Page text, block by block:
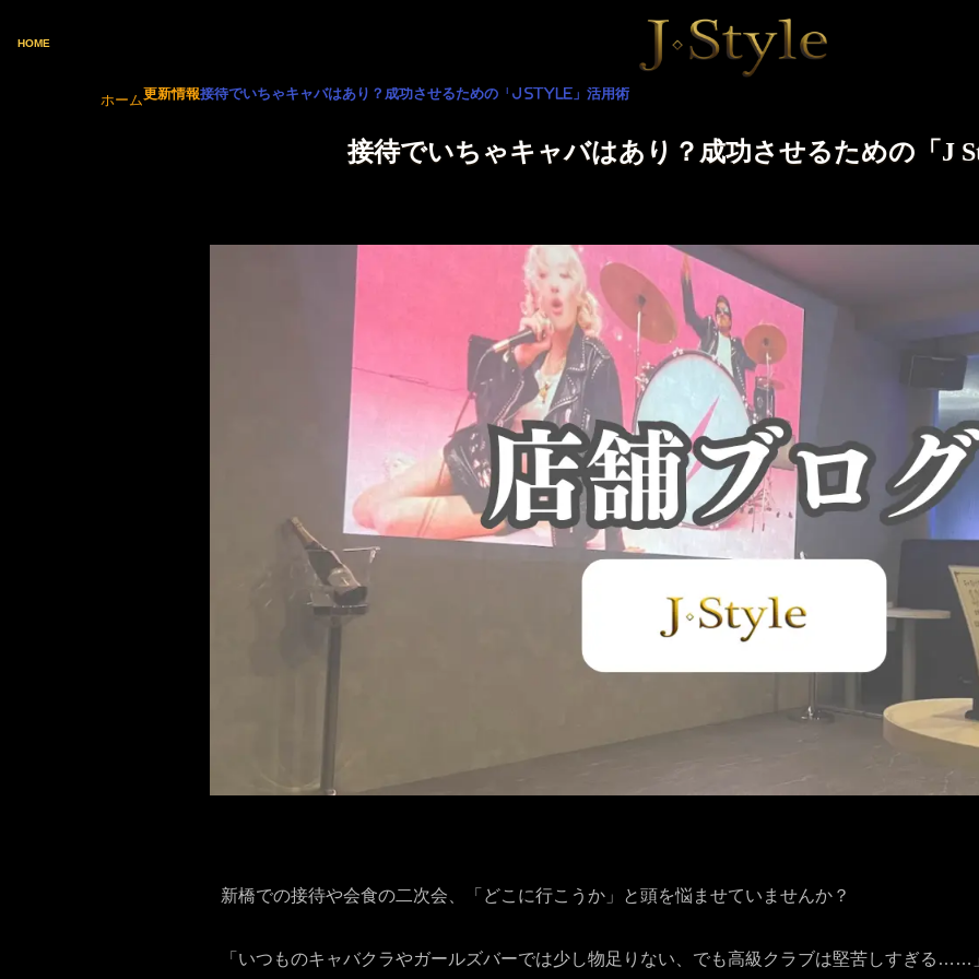
HOME
ホーム更新情報接待でいちゃキャバはあり？成功させるための「J Style」活用術
接待でいちゃキャバはあり？成功させるための「J
新橋での接待や会食の二次会、「どこに行こうか」と頭を悩ませていませんか？
「いつものキャバクラやガールズバーでは少し物足りない、でも高級クラブは堅苦しすぎる……